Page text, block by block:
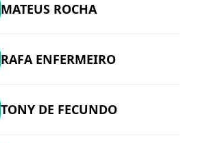
MATEUS ROCHA
RAFA ENFERMEIRO
TONY DE FECUNDO